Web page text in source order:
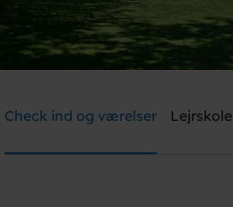
Brug for hjælp? Ring+45 98 52 18 47
Check ind og værelser Lejrskole